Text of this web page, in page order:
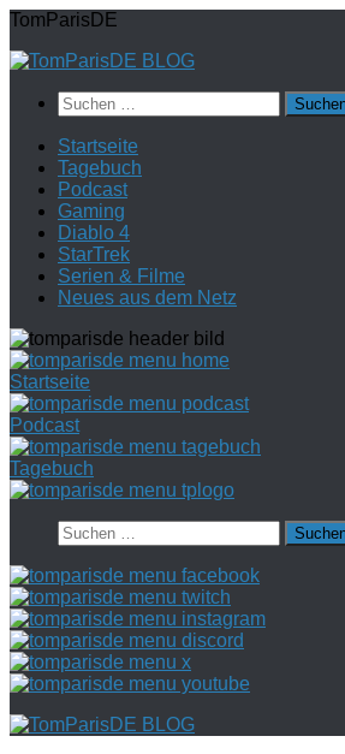
Zum
springen
TomParisDE
Suchen
nach:
Startseite
Tagebuch
Podcast
Gaming
Diablo 4
StarTrek
Serien & Filme
Neues aus dem Netz
Startseite
Podcast
Tagebuch
Suchen
nach: